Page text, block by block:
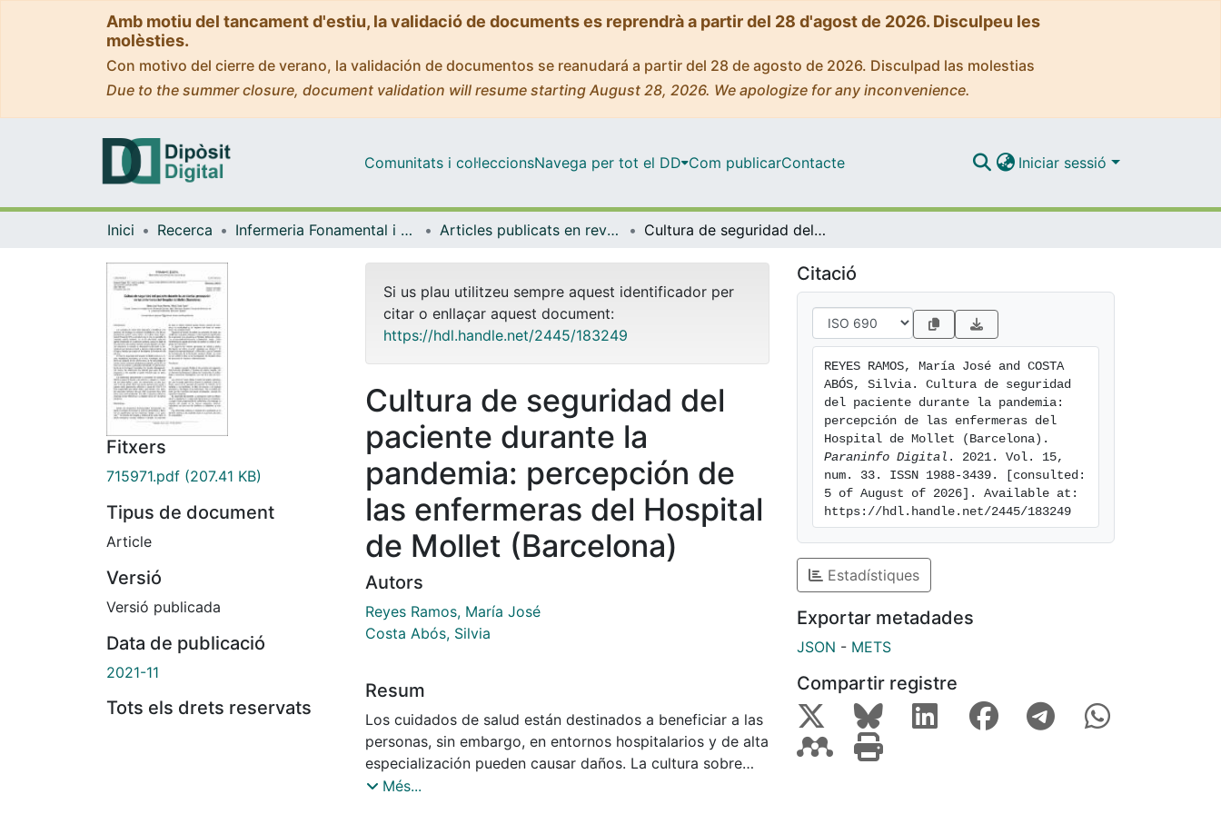
Amb motiu del tancament d'estiu, la validació de documents es reprendrà a partir del 28 d'agost de 2026. Disculpeu les
molèsties.
Con motivo del cierre de verano, la validación de documentos se reanudará a partir del 28 de agosto de 2026. Disculpad las molestias
Due to the summer closure, document validation will resume starting August 28, 2026. We apologize for any inconvenience.
Comunitats i col·leccionsNavega per tot el DD Com publicarContacte Iniciar sessió
Inici Recerca Infermeria Fonamental i Clínica Articles publicats en revistes (Infermeria Fonamental i Clínica) Cultura de seguridad del paciente durante la pandemia: percepción de las enfermeras del Hospital de Mollet (Barcelona)
Fitxers
715971.pdf (207.41 KB)
Tipus de document
Article
Versió
Versió publicada
Data de publicació
2021-11
Tots els drets reservats
Si us plau utilitzeu sempre aquest identificador per
citar o enllaçar aquest document:
https://hdl.handle.net/2445/183249
Cultura de seguridad del
paciente durante la
pandemia: percepción de
las enfermeras del Hospital
de Mollet (Barcelona)
Autors
Reyes Ramos, María José
Costa Abós, Silvia
Resum
Los cuidados de salud están destinados a beneficiar a las
personas, sin embargo, en entornos hospitalarios y de alta
especialización pueden causar daños. La cultura sobre
Seguridad del Paciente (SP) se considera hoy en día una
Més...
Citació
REYES RAMOS, María José and COSTA
ABÓS, Silvia. Cultura de seguridad
del paciente durante la pandemia:
percepción de las enfermeras del
Paraninfo Digital . 2021. Vol. 15,
num. 33. ISSN 1988-3439. [consulted:
5 of August of 2026]. Available at:
https://hdl.handle.net/2445/183249
Estadístiques
Exportar metadades
JSON - METS
Compartir registre